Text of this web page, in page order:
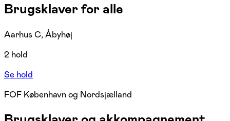
Brugsklaver for alle
Aarhus C, Åbyhøj
2 hold
Se hold
FOF København og Nordsjælland